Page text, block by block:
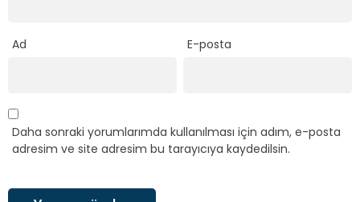
Ad E-posta
Daha sonraki yorumlarımda kullanılması için adım, e-posta
adresim ve site adresim bu tarayıcıya kaydedilsin.